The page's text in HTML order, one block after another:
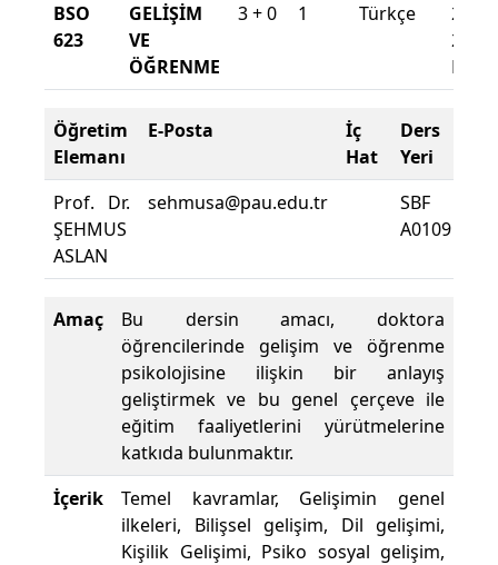
BSO
623
GELİŞİM
VE
ÖĞRENME
3 + 0 1 Türkçe
2024-
2025
Öğretim
Elemanı
E-Posta
İç
Hat
Ders
Yeri
Prof. Dr.
ŞEHMUS
ASLAN
sehmusa@pau.edu.tr
SBF
A0109
Amaç
Bu dersin amacı, doktora
öğrencilerinde gelişim ve öğrenme
psikolojisine ilişkin bir anlayış
geliştirmek ve bu genel çerçeve ile
eğitim faaliyetlerini yürütmelerine
katkıda bulunmaktır.
İçerik
Temel kavramlar, Gelişimin genel
ilkeleri, Bilişsel gelişim, Dil gelişimi,
Kişilik Gelişimi, Psiko sosyal gelişim,